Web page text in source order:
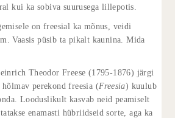
kui ka sobiva suurusega lillepotis.
on freesial ka mõnus, veidi
Vaasis püsib ta pikalt kaunina. Mida
Theodor Freese (1795-1876) järgi
perekond freesia (Freesia) kuulub
Looduslikult kasvab neid peamiselt
enamasti hübriidseid sorte, aga ka